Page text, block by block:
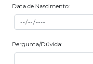
Data de Nascimento:
Pergunta/Dúvida: